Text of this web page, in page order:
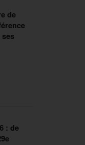
de
: de